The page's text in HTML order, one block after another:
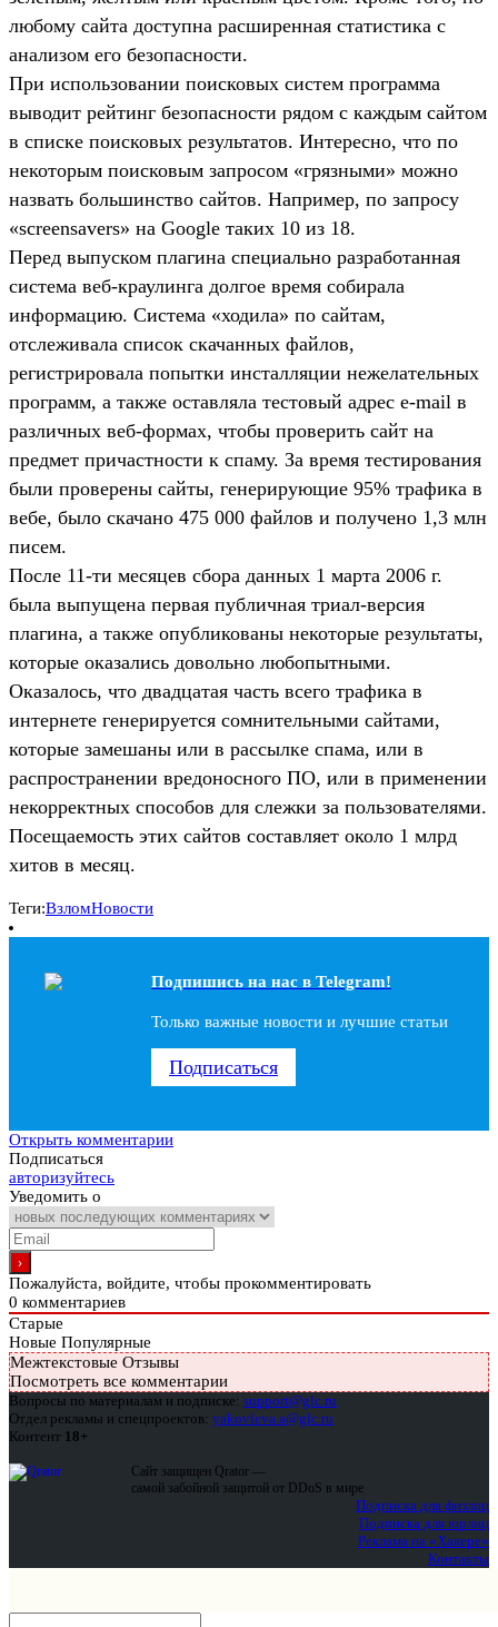
любому сайта доступна расширенная статистика с
анализом его безопасности.
При использовании поисковых систем программа
выводит рейтинг безопасности рядом с каждым сайтом
в списке поисковых результатов. Интересно, что по
некоторым поисковым запросом «грязными» можно
назвать большинство сайтов. Например, по запросу
«screensavers» на Google таких 10 из 18.
Перед выпуском плагина специально разработанная
система веб-краулинга долгое время собирала
информацию. Система «ходила» по сайтам,
отслеживала список скачанных файлов,
регистрировала попытки инсталляции нежелательных
программ, а также оставляла тестовый адрес e-mail в
различных веб-формах, чтобы проверить сайт на
предмет причастности к спаму. За время тестирования
были проверены сайты, генерирующие 95% трафика в
вебе, было скачано 475 000 файлов и получено 1,3 млн
писем.
После 11-ти месяцев сбора данных 1 марта 2006 г.
была выпущена первая публичная триал-версия
плагина, а также опубликованы некоторые результаты,
которые оказались довольно любопытными.
Оказалось, что двадцатая часть всего трафика в
интернете генерируется сомнительными сайтами,
которые замешаны или в рассылке спама, или в
распространении вредоносного ПО, или в применении
некорректных способов для слежки за пользователями.
Посещаемость этих сайтов составляет около 1 млрд
хитов в месяц.
Теги:ВзломНовости
Подпишись на наc в Telegram!
Только важные новости и лучшие статьи
Подписаться
Открыть комментарии
Подписаться
авторизуйтесь
Уведомить о
Пожалуйста, войдите, чтобы прокомментировать
0 комментариев
Старые
Новые Популярные
Межтекстовые Отзывы
Посмотреть все комментарии
Вопросы по материалам и подписке: support@glc.ru
Отдел рекламы и спецпроектов: yakovleva.a@glc.ru
Контент 18+
Сайт защищен Qrator —
самой забойной защитой от DDoS в мире
Подписка для физлиц
Подписка для юрлиц
Реклама на «Хакере»
Контакты